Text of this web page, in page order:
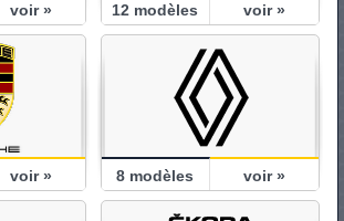
voir » 12 modèles voir »
voir » 8 modèles voir »